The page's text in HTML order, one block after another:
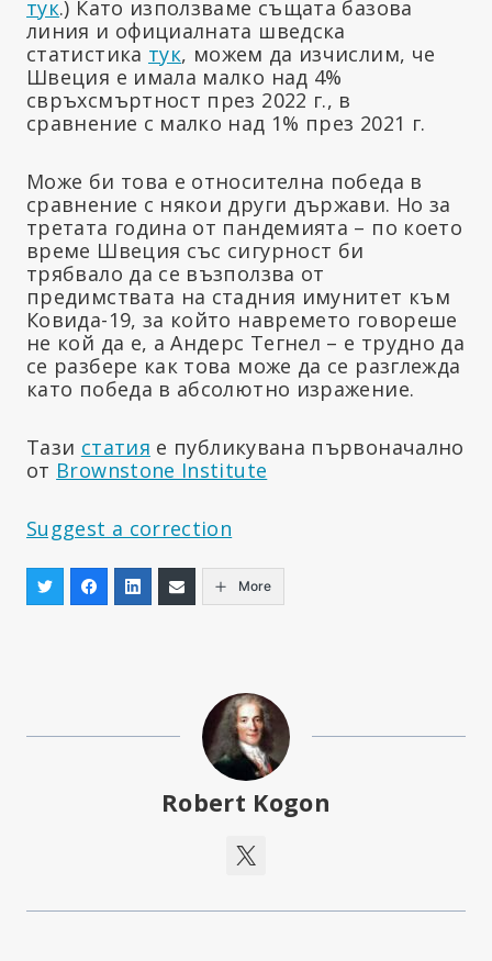
тук.) Като използваме същата базова
линия и официалната шведска
статистика тук, можем да изчислим, че
Швеция е имала малко над 4%
свръхсмъртност през 2022 г., в
сравнение с малко над 1% през 2021 г.
Може би това е относителна победа в
сравнение с някои други държави. Но за
третата година от пандемията – по което
време Швеция със сигурност би
трябвало да се възползва от
предимствата на стадния имунитет към
Ковида-19, за който навремето говореше
не кой да е, а Андерс Тегнел – е трудно да
се разбере как това може да се разглежда
като победа в абсолютно изражение.
Тази статия е публикувана първоначално
от Brownstone Institute
Suggest a correction
More
Robert Kogon